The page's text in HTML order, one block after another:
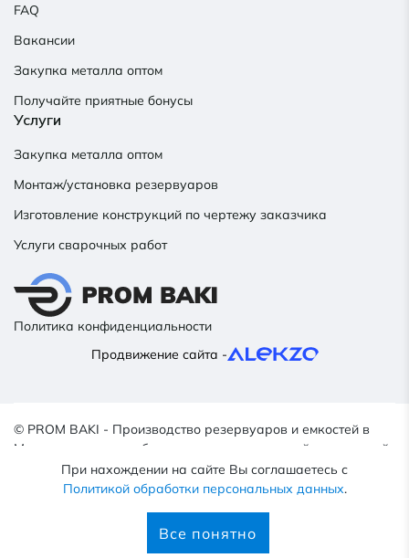
FAQ
Вакансии
Закупка металла оптом
Получайте приятные бонусы
Услуги
Закупка металла оптом
Монтаж/установка резервуаров
Изготовление конструкций по чертежу заказчика
Услуги сварочных работ
Политика конфиденциальности
Продвижение сайта -
© PROM BAKI - Производство резервуаров и емкостей в
Минске, емкостное оборудование для пищевой, химической,
нефтяной промышленности, 2022–2026.
*Сайт носит исключительно информационный характер и не
Гражданского кодекса Республики Беларусь.
При нахождении на сайте Вы соглашаетесь с
Политикой обработки персональных данных.
Все понятно